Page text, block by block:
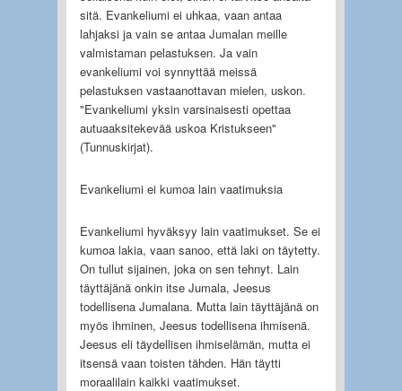
sitä. Evankeliumi ei uhkaa, vaan antaa
lahjaksi ja vain se antaa Jumalan meille
valmistaman pelastuksen. Ja vain
evankeliumi voi synnyttää meissä
pelastuksen vastaanottavan mielen, uskon.
"Evankeliumi yksin varsinaisesti opettaa
autuaaksitekevää uskoa Kristukseen"
(Tunnuskirjat).
Evankeliumi ei kumoa lain vaatimuksia
Evankeliumi hyväksyy lain vaatimukset. Se ei
kumoa lakia, vaan sanoo, että laki on täytetty.
On tullut sijainen, joka on sen tehnyt. Lain
täyttäjänä onkin itse Jumala, Jeesus
todellisena Jumalana. Mutta lain täyttäjänä on
myös ihminen, Jeesus todellisena ihmisenä.
Jeesus eli täydellisen ihmiselämän, mutta ei
itsensä vaan toisten tähden. Hän täytti
moraalilain kaikki vaatimukset.